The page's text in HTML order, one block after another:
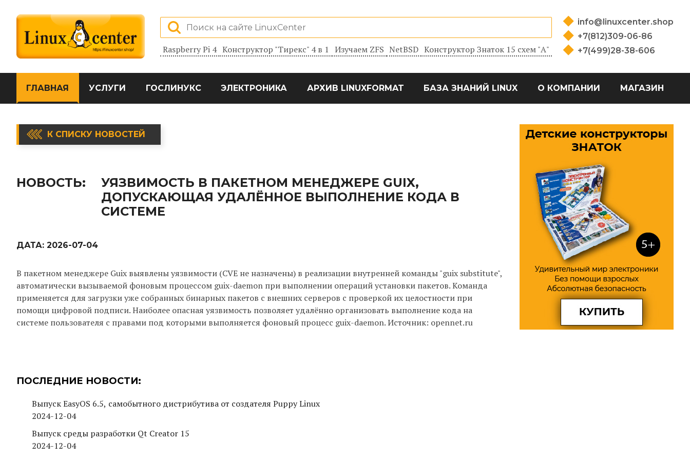
Raspberry Pi 4 Конструктор "Тирекс" 4 в 1 Изучаем ZFS NetBSD Конструктор Знаток 15 схем "А"
info@linuxcenter.shop
+7(812)309-06-86
+7(499)28-38-606
ГЛАВНАЯ УСЛУГИ ГОСЛИНУКС ЭЛЕКТРОНИКА АРХИВ LINUXFORMAT БАЗА ЗНАНИЙ LINUX О КОМПАНИИ МАГАЗИН
К СПИСКУ НОВОСТЕЙ
НОВОСТЬ:
УЯЗВИМОСТЬ В ПАКЕТНОМ МЕНЕДЖЕРЕ GUIX,
ДОПУСКАЮЩАЯ УДАЛЁННОЕ ВЫПОЛНЕНИЕ КОДА В
СИСТЕМЕ
ДАТА: 2026-07-04
В пакетном менеджере Guix выявлены уязвимости (CVE не назначены) в реализации внутренней команды "guix substitute",
автоматически вызываемой фоновым процессом guix-daemon при выполнении операций установки пакетов. Команда
применяется для загрузки уже собранных бинарных пакетов с внешних серверов с проверкой их целостности при
помощи цифровой подписи. Наиболее опасная уязвимость позволяет удалённо организовать выполнение кода на
системе пользователя с правами под которыми выполняется фоновый процесс guix-daemon. Источник: opennet.ru
ПОСЛЕДНИЕ НОВОСТИ:
Выпуск EasyOS 6.5, самобытного дистрибутива от создателя Puppy Linux
2024-12-04
Выпуск среды разработки Qt Creator 15
2024-12-04